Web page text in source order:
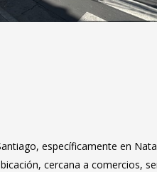
específicamente en
cercana a comercios,